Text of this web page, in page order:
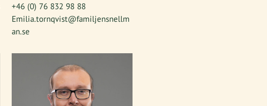
+46 (0) 76 832 98 88
Emilia.tornqvist@familjensnellm
an.se